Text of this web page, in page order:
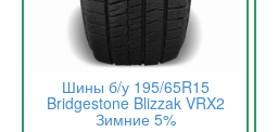
Шины б/у 195/65R15
Bridgestone Blizzak VRX2
Зимние 5%